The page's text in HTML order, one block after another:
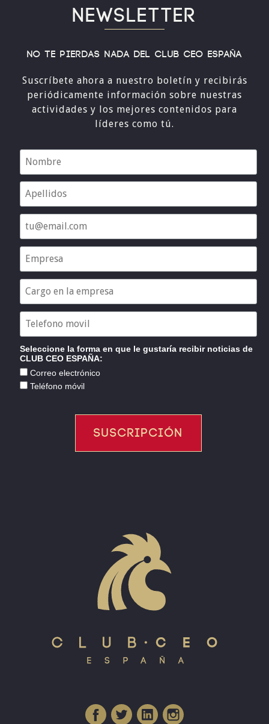
NEWSLETTER
No te pierdas nada del Club CEO España
Suscríbete ahora a nuestro boletín y recibirás
periódicamente información sobre nuestras
actividades y los mejores contenidos para
líderes como tú.
Seleccione la forma en que le gustaría recibir noticias de
CLUB CEO ESPAÑA:
Correo electrónico
Teléfono móvil